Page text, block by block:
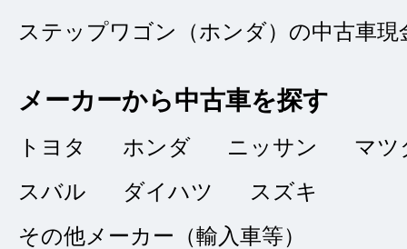
総合評価
2025/11/21
販売店の評価
接客： 5｜ 雰囲
ステップワゴン（ホンダ）の中古車現
メーカーから中古車を探す
トヨタ ホンダ ニッサン
マツ
スバル
ダイハツ
スズキ
その他メーカー（輸入車等）